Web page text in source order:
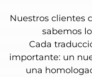
Nuestros clientes
sabemos
Cada
importante: un
una